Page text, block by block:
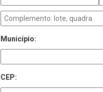
Município:
CEP: